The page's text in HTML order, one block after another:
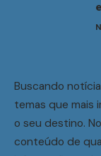
Buscando
temas que mais
o seu destino.
conteúdo de